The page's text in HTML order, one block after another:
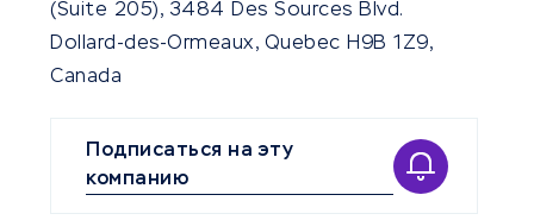
(Suite 205), 3484 Des Sources Blvd.
Dollard-des-Ormeaux, Quebec H9B 1Z9,
Canada
Подписаться на эту
компанию